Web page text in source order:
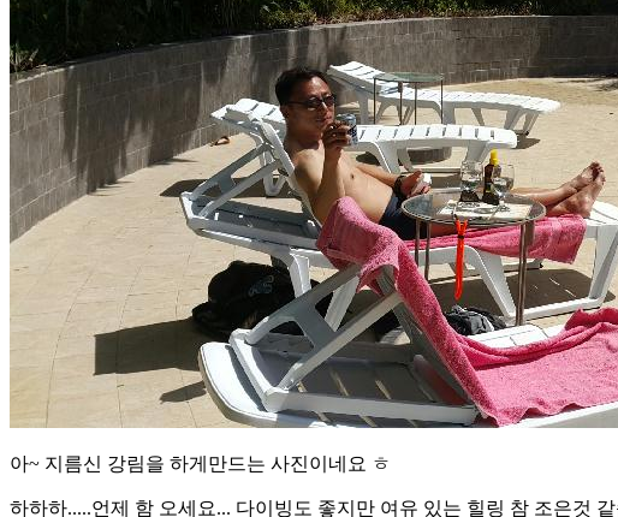
아~ 지름신 강림을 하게만드는 사진이네요 ㅎ
하하하.....언제 함 오세요... 다이빙도 좋지만 여유 있는 힐링 참 조은것